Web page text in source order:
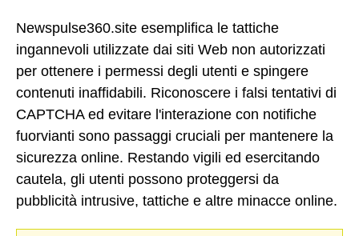
Newspulse360.site esemplifica le tattiche
ingannevoli utilizzate dai siti Web non autorizzati
per ottenere i permessi degli utenti e spingere
contenuti inaffidabili. Riconoscere i falsi tentativi di
CAPTCHA ed evitare l'interazione con notifiche
fuorvianti sono passaggi cruciali per mantenere la
sicurezza online. Restando vigili ed esercitando
cautela, gli utenti possono proteggersi da
pubblicità intrusive, tattiche e altre minacce online.